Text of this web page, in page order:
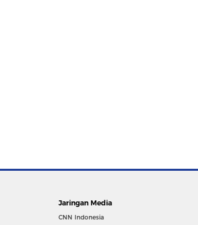
Jaringan Media
CNN Indonesia